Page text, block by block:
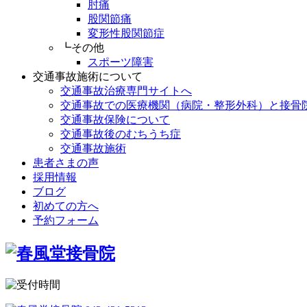
肘痛
股関節痛
変形性股関節症
┗その他
スポーツ障害
交通事故施術について
交通事故治療専門サイトへ
交通事故での医療機関（病院・整形外科）と接骨
交通事故保険について
交通事故後のむちうち症
交通事故施術
患者さまの声
採用情報
ブログ
初めての方へ
予約フォーム